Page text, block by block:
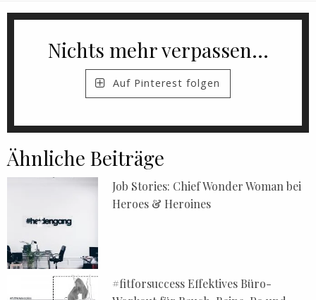
Nichts mehr verpassen...
Auf Pinterest folgen
Ähnliche Beiträge
Job Stories: Chief Wonder Woman bei
Heroes & Heroines
#fitforsuccess Effektives Büro-